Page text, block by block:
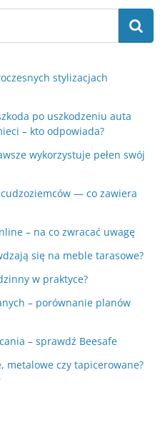
stylizacjach
po uszkodzeniu auta
– kto odpowiada?
wykorzystuje pełen swój
— co zawiera
– na co zwracać uwagę
się na meble tarasowe?
w praktyce?
– porównanie planów
– sprawdź Beesafe
metalowe czy tapicerowane?